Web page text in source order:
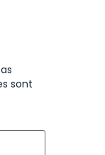
sont